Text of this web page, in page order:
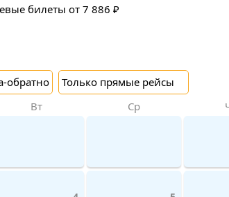
билеты от 7 886 ₽
обратно Только прямые рейсы
Вт Ср